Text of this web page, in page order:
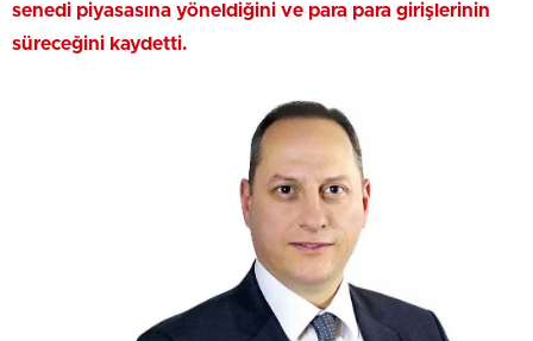
senedi piyasasına yöneldiğini ve para para girişlerinin
süreceğini kaydetti.